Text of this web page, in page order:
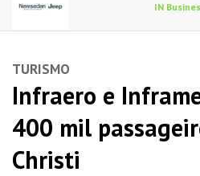
IN
TURISMO
Infraero e
400 mil
Christi